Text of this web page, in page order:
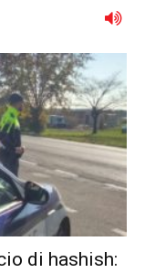
di hashish: